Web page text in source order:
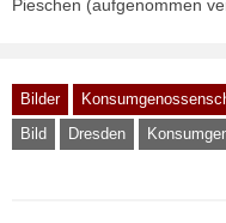
Pieschen (aufgenommen
Bilder
Bild
Dresden